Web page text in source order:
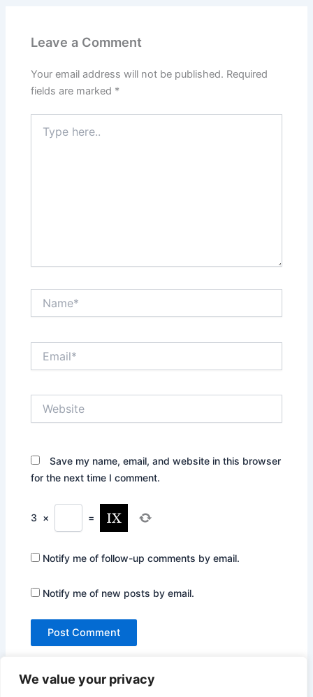
We value your privacy
Leave a Comment
Your email address will not be published. Required
fields are marked *
here..
Save my name, email, and website in this browser
for the next time I comment.
3 × =
Notify me of follow-up comments by email.
Notify me of new posts by email.